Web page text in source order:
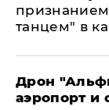
танцем" в
Дрон
аэропорт